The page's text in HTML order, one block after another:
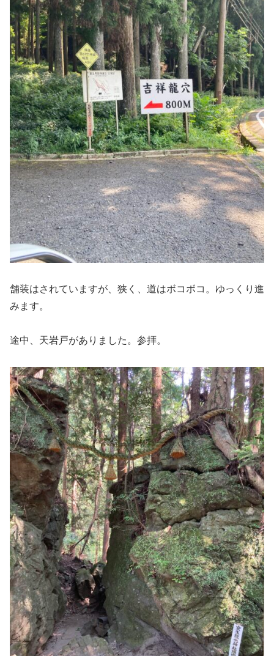
舗装はされていますが、狭く、道はボコボコ。ゆっくり進
みます。
途中、天岩戸がありました。参拝。